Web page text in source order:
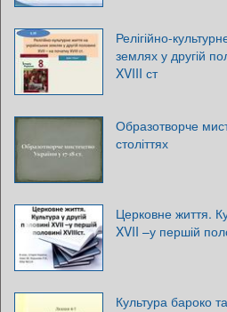
Релігійно-
землях у другій
XVIII ст
Образотворче
століттях
Церковне життя.
XVII –у першій
Культура бароко